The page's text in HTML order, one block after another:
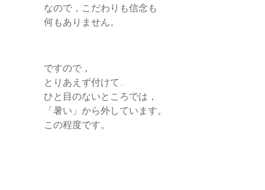
なので，こだわりも信念も
何もありません。
ですので，
とりあえず付けて…
ひと目のないところでは，
「暑い」から外しています。
この程度です。